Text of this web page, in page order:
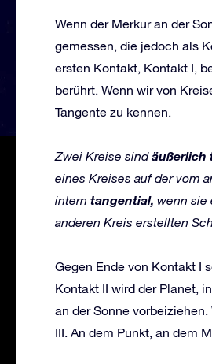
Wenn der Merkur an der
gemessen, die jedoch als
ersten Kontakt, Kontakt I,
berührt. Wenn wir von
Tangente zu kennen.
Zwei Kreise sindäußerlich
eines Kreises auf der vom
intern tangential, wenn sie
anderen Kreis erstellten
Gegen Ende von Kontakt I
Kontakt II wird der Planet,
an der Sonne
III. An dem Punkt, an dem